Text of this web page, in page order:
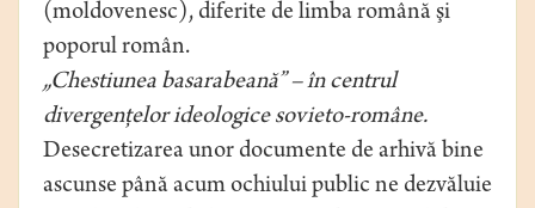
(moldovenesc), diferite de limba română şi
poporul român.
„Chestiunea basarabeană” – în centrul
divergenţelor ideologice sovieto-române.
Desecretizarea unor documente de arhivă bine
ascunse până acum ochiului public ne dezvăluie